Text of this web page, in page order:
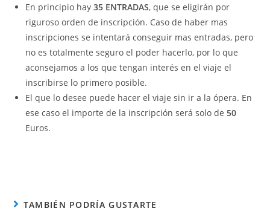
En principio hay35 ENTRADAS, que se eligirán por
riguroso orden de inscripción. Caso de haber mas
inscripciones se intentará conseguir mas entradas, pero
no es totalmente seguro el poder hacerlo, por lo que
aconsejamos a los que tengan interés en el viaje el
inscribirse lo primero posible.
El que lo desee puede hacer el viaje sin ir a la ópera. En
ese caso el importe de la inscripción será solo de50
Euros.
TAMBIÉN PODRÍA GUSTARTE